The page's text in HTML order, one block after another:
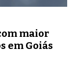
maior
em Goiás